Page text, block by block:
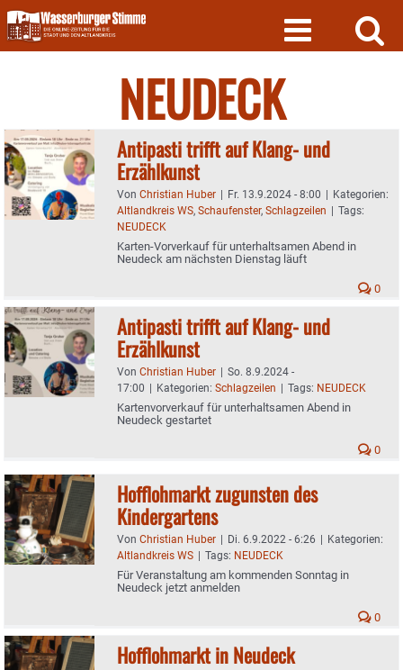
Skip
to
content
NEUDECK
Antipasti trifft auf Klang- und
Erzählkunst
Von Christian Huber | Fr. 13.9.2024 - 8:00 | Kategorien:
Altlandkreis WS, Schaufenster, Schlagzeilen | Tags:
NEUDECK
Karten-Vorverkauf für unterhaltsamen Abend in
Neudeck am nächsten Dienstag läuft
0
Antipasti trifft auf Klang- und
Erzählkunst
Von Christian Huber | So. 8.9.2024 -
17:00 | Kategorien: Schlagzeilen | Tags: NEUDECK
Kartenvorverkauf für unterhaltsamen Abend in
Neudeck gestartet
0
Hofflohmarkt zugunsten des
Kindergartens
Von Christian Huber | Di. 6.9.2022 - 6:26 | Kategorien:
Altlandkreis WS | Tags: NEUDECK
Für Veranstaltung am kommenden Sonntag in
Neudeck jetzt anmelden
0
Hofflohmarkt in Neudeck